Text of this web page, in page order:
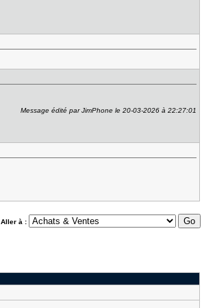
Message édité par JimPhone le 20-03-2026 à 22:27:01
Aller à :